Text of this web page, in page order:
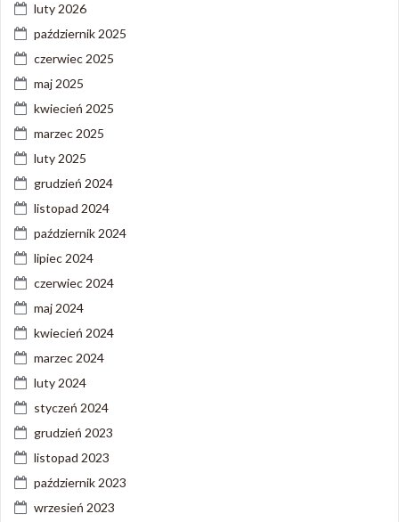
luty 2026
październik 2025
czerwiec 2025
maj 2025
kwiecień 2025
marzec 2025
luty 2025
grudzień 2024
listopad 2024
październik 2024
lipiec 2024
czerwiec 2024
maj 2024
kwiecień 2024
marzec 2024
luty 2024
styczeń 2024
grudzień 2023
listopad 2023
październik 2023
wrzesień 2023